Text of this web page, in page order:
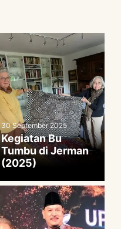
30 September 2025
Kegiatan Bu
Tumbu di Jerman
(2025)